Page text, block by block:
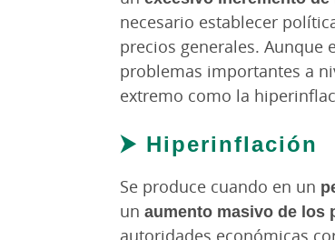
necesario establecer
precios generales. Aunque
problemas importantes a
extremo como la
⮞ Hiperinflación
Se produce cuando en un
un aumento masivo de los